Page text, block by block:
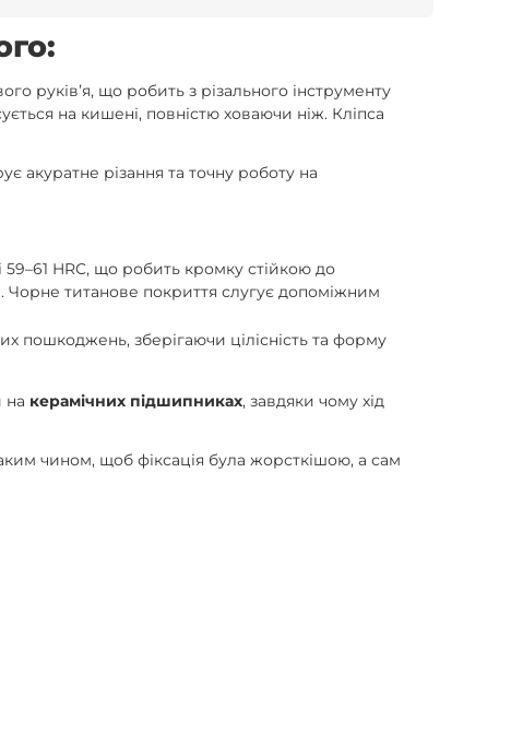
руківʼя, що робить з різального інструменту
на кишені, повністю ховаючи ніж. Кліпса
акуратне різання та точну роботу на
59–61 HRC, що робить кромку стійкою до
Чорне титанове покриття слугує допоміжним
пошкоджень, зберігаючи цілісність та форму
на керамічних підшипниках, завдяки чому хід
чином, щоб фіксація була жорсткішою, а сам